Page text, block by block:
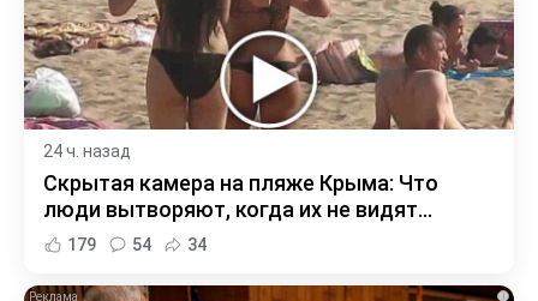
24 ч. назад
Скрытая камера на пляже Крыма: Что
люди вытворяют, когда их не видят...
179 54 34
i